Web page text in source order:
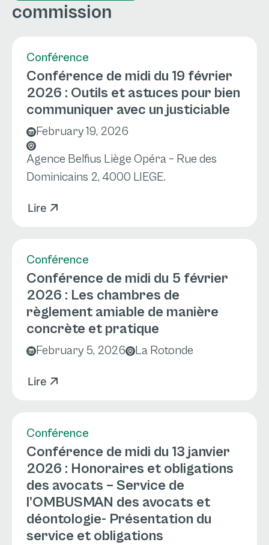
commission
Conférence
Conférence de midi du 19 février
2026 : Outils et astuces pour bien
communiquer avec un justiciable
February 19, 2026
Agence Belfius Liège Opéra – Rue des
Dominicains 2, 4000 LIEGE.
Lire
Conférence
Conférence de midi du 5 février
2026 : Les chambres de
règlement amiable de manière
concrète et pratique
February 5, 2026 La Rotonde
Lire
Conférence
Conférence de midi du 13 janvier
2026 : Honoraires et obligations
des avocats – Service de
l’OMBUSMAN des avocats et
déontologie- Présentation du
service et obligations